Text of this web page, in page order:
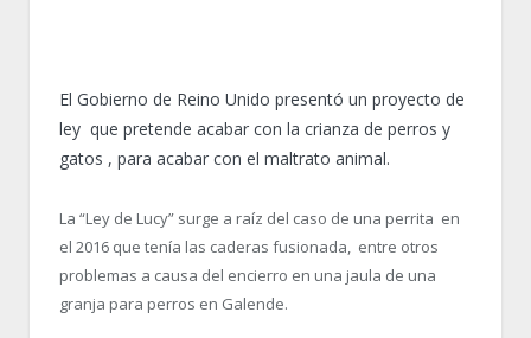
El Gobierno de Reino Unido presentó un proyecto de
ley que pretende acabar con la crianza de perros y
gatos , para acabar con el maltrato animal.
La “Ley de Lucy” surge a raíz del caso de una perrita en
el 2016 que tenía las caderas fusionada, entre otros
problemas a causa del encierro en una jaula de una
granja para perros en Galende.